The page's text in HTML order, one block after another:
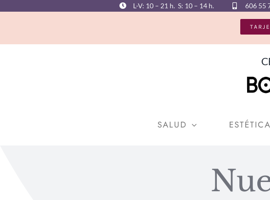
L-V: 10 – 21 h. S: 10 – 14 h. 606 55
SALUD ESTÉTICA